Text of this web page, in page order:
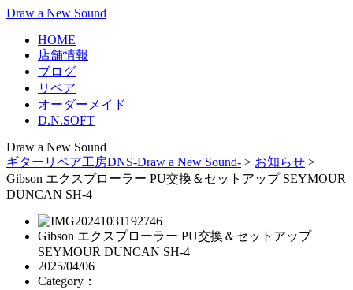
Draw a New Sound
HOME
店舗情報
ブログ
リペア
オーダーメイド
D.N.SOFT
Draw a New Sound
ギターリペア工房DNS-Draw a New Sound- > お知らせ >
Gibson エクスプローラー PU交換＆セットアップ SEYMOUR
DUNCAN SH-4
Gibson エクスプローラー PU交換＆セットアップ
SEYMOUR DUNCAN SH-4
2025/04/06
Category：